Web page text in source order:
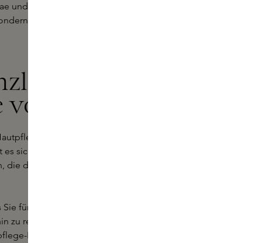
und entdecken Sie eine neue
auch für unseren schönen
Ignae
von Ignae
sich zur Aufgabe gemacht,
die Natur und Ihr
für eine strahlende Haut
zu revitalisierenden Seren bietet
Routine.